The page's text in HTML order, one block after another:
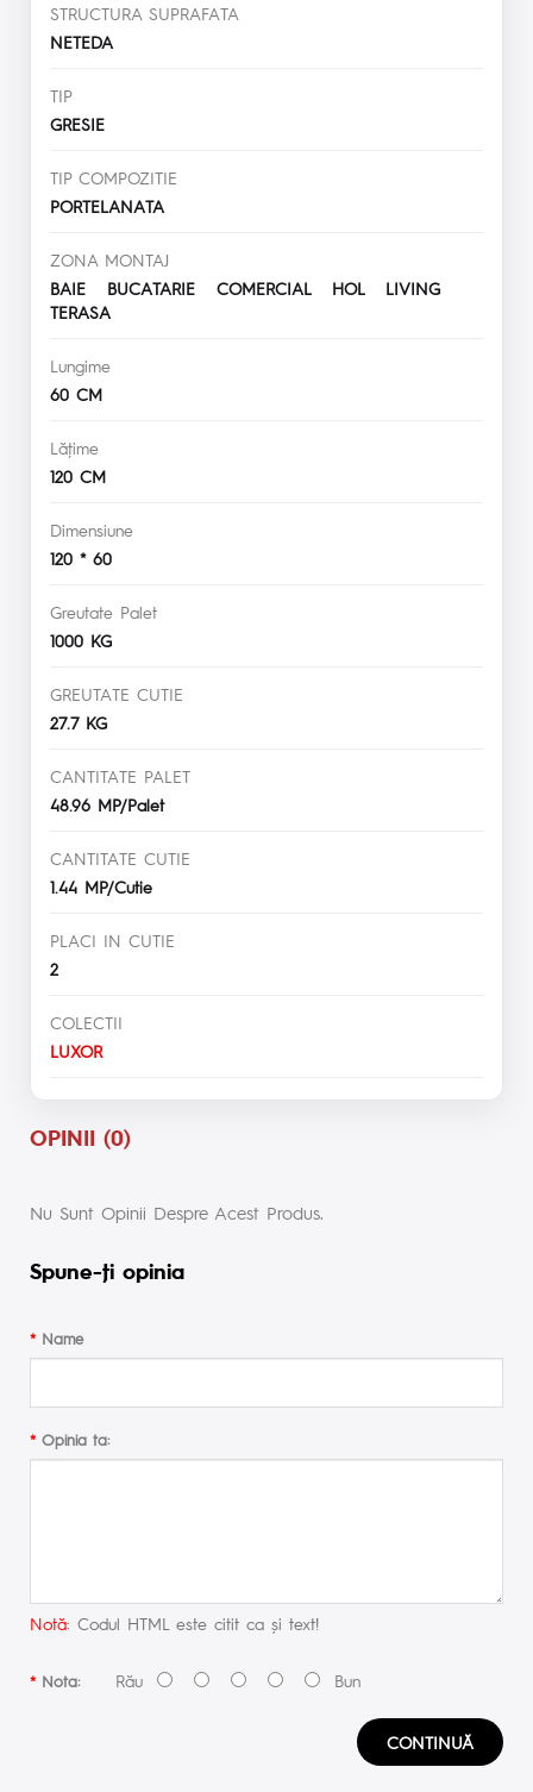
STRUCTURA SUPRAFATA
NETEDA
TIP
GRESIE
TIP COMPOZITIE
PORTELANATA
ZONA MONTAJ
BAIE BUCATARIE COMERCIAL HOL LIVING
TERASA
Lungime
60 CM
Lăţime
120 CM
Dimensiune
120 * 60
Greutate Palet
1000 KG
GREUTATE CUTIE
27.7 KG
CANTITATE PALET
48.96 MP/Palet
CANTITATE CUTIE
1.44 MP/Cutie
PLACI IN CUTIE
2
COLECTII
LUXOR
OPINII (0)
Nu Sunt Opinii Despre Acest Produs.
Spune-ţi opinia
Name
Opinia ta:
Notă: Codul HTML este citit ca şi text!
Nota:Rău Bun
CONTINUĂ